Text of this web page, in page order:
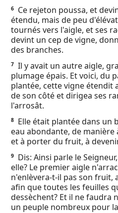
6
Ce rejeton poussa, et
étendu, mais de peu
tournés vers l'aigle, et ses
devint un cep de vigne,
des branches.
7 Il y avait un autre aigle,
plumage épais. Et voici, du
plantée, cette vigne étendit
de son côté et dirigea ses
l'arrosât.
8
Elle était plantée dans un
eau abondante, de
et à porter du fruit, à
9
Dis: Ainsi parle le
elle? Le premier aigle
n'enlèvera-t-il pas son fruit,
afin que toutes les feuilles
dessèchent? Et il ne faudra
un peuple nombreux pour